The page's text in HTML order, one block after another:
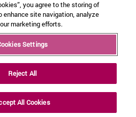
Ceit
|
Información
|
|
you agree to the storing of
enhance site navigation, analyze
marketing efforts.
Settings
Reject All
All Cookies